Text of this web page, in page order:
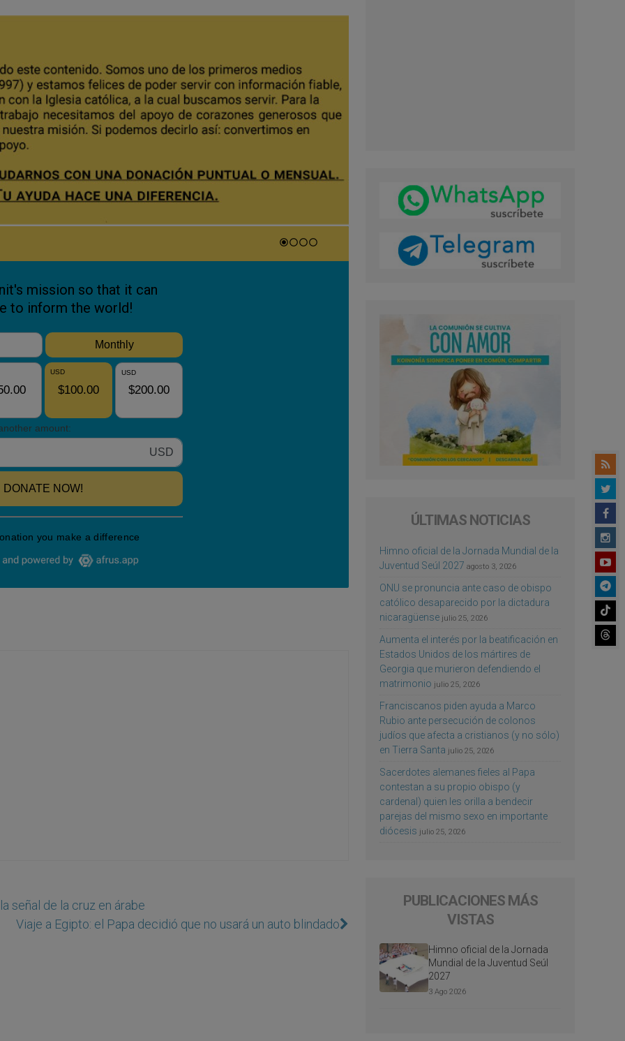
señal de la cruz en árabe
Viaje a Egipto: el Papa decidió que no usará un auto blindado
ÚLTIMAS NOTICIAS
Himno oficial de la Jornada Mundial de la
Juventud Seúl 2027 agosto 3, 2026
ONU se pronuncia ante caso de obispo
católico desaparecido por la dictadura
nicaragüense julio 25, 2026
Aumenta el interés por la beatificación en
Estados Unidos de los mártires de
Georgia que murieron defendiendo el
matrimonio julio 25, 2026
Franciscanos piden ayuda a Marco
Rubio ante persecución de colonos
judíos que afecta a cristianos (y no sólo)
en Tierra Santa julio 25, 2026
Sacerdotes alemanes fieles al Papa
contestan a su propio obispo (y
cardenal) quien les orilla a bendecir
parejas del mismo sexo en importante
diócesis julio 25, 2026
PUBLICACIONES MÁS
VISTAS
Himno oficial de la Jornada
Mundial de la Juventud Seúl
2027
3 Ago 2026